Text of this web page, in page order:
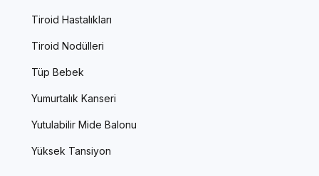
Tiroid Hastalıkları
Tiroid Nodülleri
Tüp Bebek
Yumurtalık Kanseri
Yutulabilir Mide Balonu
Yüksek Tansiyon